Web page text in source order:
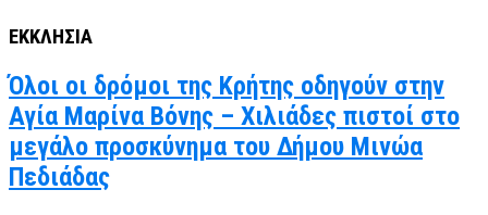
ΕΚΚΛΗΣΙΑ
Όλοι οι δρόμοι της Κρήτης οδηγούν στην
Αγία Μαρίνα Βόνης – Χιλιάδες πιστοί στο
μεγάλο προσκύνημα του Δήμου Μινώα
Πεδιάδας